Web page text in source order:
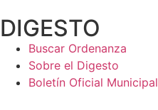
al
contenido
DIGESTO
Buscar Ordenanza
Sobre el Digesto
Boletín Oficial Municipal